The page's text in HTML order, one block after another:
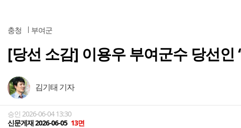
충청 부여군
[당선 소감] 이용우 부여군수 당선
김기태 기자
승인 2026-06-04 13:30
신문게재 2026-06-05 13면